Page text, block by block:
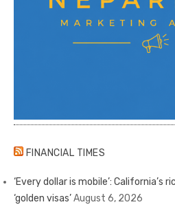
FINANCIAL TIMES
‘Every dollar is mobile’: California’s
‘golden visas’August 6, 2026